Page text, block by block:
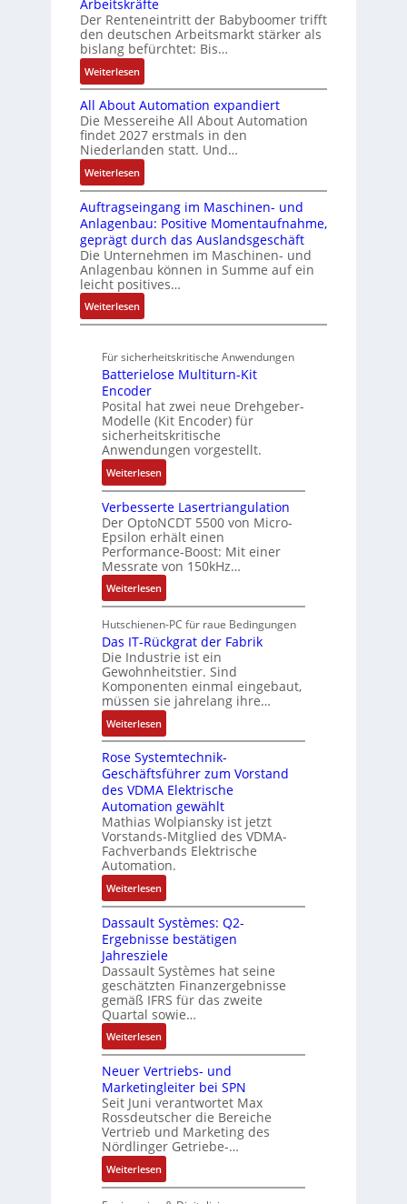
Z
u
s
a
n
d
s
b
e
r
w
a
u
g
N
C
-
S
y
s
t
e
m
e
ä
t
i
g
t
R
e
i
f
e
g
r
a
d
M
L
3
f
s
i
c
h
e
r
e
E
n
t
w
i
c
k
l
u
n
g
r
i
a
l
e
S
t
e
u
e
r
u
n
g
e
g
r
a
t
o
n
v
o
n
G
u
n
d
R
o
o
t
i
b
r
a
u
c
h
t
S
t
r
u
k
t
u
r
Arbeitskräfte
Der Renteneintritt der Babyboomer trifft
den deutschen Arbeitsmarkt stärker als
bislang befürchtet: Bis…
Weiterlesen:
B
i
s
2
0
3
6
f
e
h
l
e
n
4
,
M
i
l
l
i
o
n
e
n
A
r
b
e
i
t
s
k
r
ä
f
t
e
All About Automation expandiert
Die Messereihe All About Automation
findet 2027 erstmals in den
Niederlanden statt. Und…
Weiterlesen:
A
l
l
A
b
o
u
t
A
t
o
m
a
t
i
n
x
p
a
n
d
i
e
r
t
Auftragseingang im Maschinen- und
Anlagenbau: Positive Momentaufnahme,
geprägt durch das Auslandsgeschäft
Die Unternehmen im Maschinen- und
Anlagenbau können in Summe auf ein
leicht positives…
Weiterlesen:
A
f
t
r
a
g
s
e
i
n
g
a
n
g
i
m
s
c
h
i
n
e
n
-
u
n
d
A
n
l
a
g
e
n
b
a
u
:
P
o
s
i
t
i
v
e
M
o
Für sicherheitskritische Anwendungen
Batterielose Multiturn-Kit
Encoder
Posital hat zwei neue Drehgeber-
Modelle (Kit Encoder) für
sicherheitskritische
Anwendungen vorgestellt.
Weiterlesen:
B
a
t
t
e
r
i
e
l
o
s
e
M
u
l
i
t
r
n
-
K
i
t
E
n
c
o
d
e
r
Verbesserte Lasertriangulation
Der OptoNCDT 5500 von Micro-
Epsilon erhält einen
Performance-Boost: Mit einer
Messrate von 150kHz…
Weiterlesen:
V
e
r
b
e
s
s
e
r
t
e
L
a
s
e
r
r
i
a
n
g
u
l
a
t
i
o
n
Hutschienen-PC für raue Bedingungen
Das IT-Rückgrat der Fabrik
Die Industrie ist ein
Gewohnheitstier. Sind
Komponenten einmal eingebaut,
müssen sie jahrelang ihre…
Weiterlesen:
D
a
s
I
T
-
R
ü
c
k
g
r
a
t
d
e
r
F
a
b
r
i
k
Rose Systemtechnik-
Geschäftsführer zum Vorstand
des VDMA Elektrische
Automation gewählt
Mathias Wolpiansky ist jetzt
Vorstands-Mitglied des VDMA-
Fachverbands Elektrische
Automation.
Weiterlesen:
R
o
s
e
S
y
s
t
e
m
t
e
c
h
n
k
Dassault Systèmes: Q2-
Ergebnisse bestätigen
Jahresziele
Dassault Systèmes hat seine
geschätzten Finanzergebnisse
gemäß IFRS für das zweite
Quartal sowie…
Weiterlesen:
D
a
s
s
a
u
l
t
S
Neuer Vertriebs- und
Marketingleiter bei SPN
Seit Juni verantwortet Max
Rossdeutscher die Bereiche
Vertrieb und Marketing des
Nördlinger Getriebe-…
Weiterlesen:
N